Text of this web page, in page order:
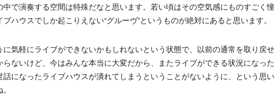
中で演奏する空間は特殊だなと思います。若い頃はその空気感にものすごく憧
ハウスでしか起こりえない“グルーヴ”というものが絶対にあると思います。
気軽にライブができないかもしれないという状態で、以前の通常を取り戻せ
らないけど、今はみんな本当に大変だから、またライブができる状況になった
話になったライブハウスが潰れてしまうということがないように、という思い